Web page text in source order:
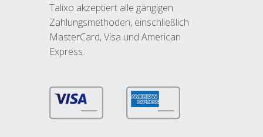
Talixo akzeptiert alle gängigen
Zahlungsmethoden, einschließlich
MasterCard, Visa und American
Express.